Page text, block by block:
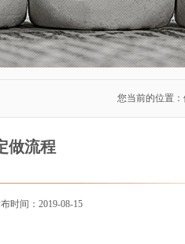
您当前的位置：
做流程
时间：2019-08-15